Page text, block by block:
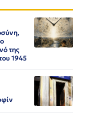
της
1945